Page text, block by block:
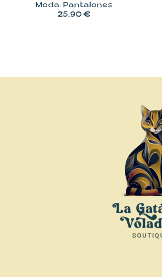
Moda, Pantalones
25,90 €